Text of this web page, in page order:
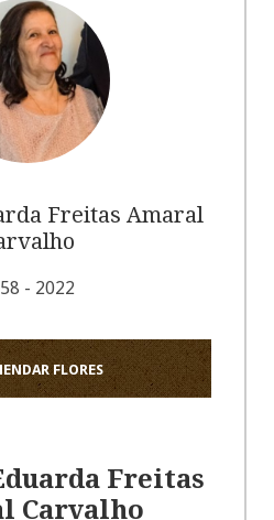
Freitas Amaral
- 2022
FLORES
Freitas
Carvalho